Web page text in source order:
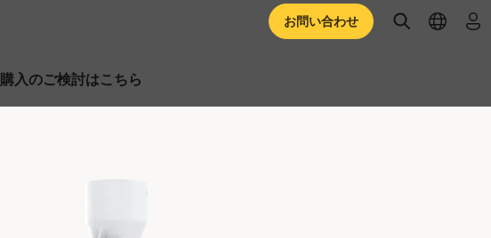
購入のご検討はこちら
お問い合わせ openopen